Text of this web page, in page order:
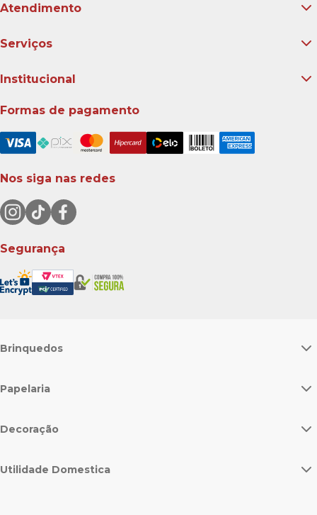
Atendimento
Serviços
Institucional
Formas de pagamento
Nos siga nas redes
Segurança
Brinquedos
Papelaria
Decoração
Utilidade Domestica